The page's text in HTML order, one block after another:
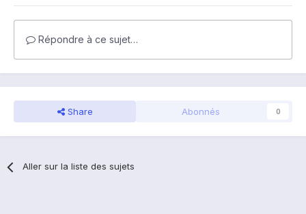
Répondre à ce sujet…
Share Abonnés 0
Aller sur la liste des sujets